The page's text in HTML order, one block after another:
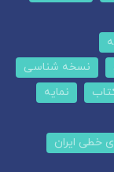
نسخه شناسی
نمایه
خطی ایران